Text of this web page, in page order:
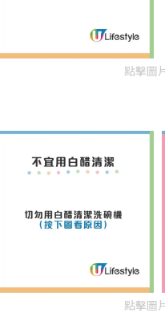
點擊圖
點擊圖